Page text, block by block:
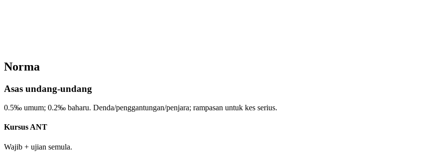
Norma
Asas undang‑undang
0.5‰ umum; 0.2‰ baharu. Denda/penggantungan/penjara; rampasan untuk kes serius.
Kursus ANT
Wajib + ujian semula.